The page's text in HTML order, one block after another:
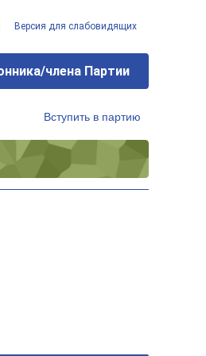
Версия для слабовидящих
члена Партии
Вступить в партию